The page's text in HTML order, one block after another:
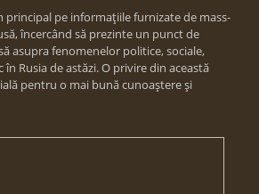
principal pe informațiile furnizate de mass-
încercând să prezinte un punct de
asupra fenomenelor politice, sociale,
Rusia de astăzi. O privire din această
pentru o mai bună cunoaștere și